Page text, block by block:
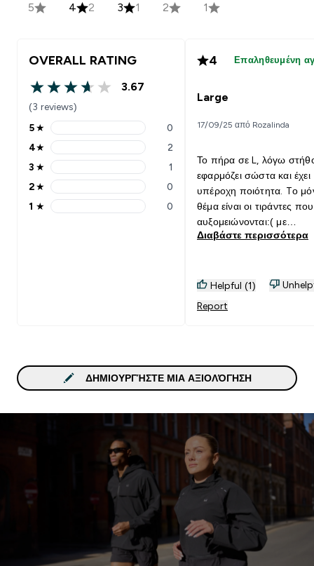
5 4 2 3 1 2 1
OVERALL RATING
3.67 out of 5 stars
3.67
(3 reviews)
5 stars rating 0 reviews
5★ 0
4 stars rating 2 reviews
4★ 2
3 stars rating 1 reviews
3 ★ 1
2 stars rating 0 reviews
2★ 0
1 stars rating 0 reviews
1 ★ 0
4 Επαληθευμένη
Large
17/09/25 από Rozalinda
Το πήρα σε L, λόγω
εφαρμόζει σώστα και έχει
υπέροχη ποιότητα. Tο
θέμα είναι οι τιράντες
αυξομειώνονται:( με
αποτέλεσμα να μην είναι
Διαβάστε περισσότερα
Helpful (1)
Report
ΔΗΜΙΟΥΡΓΉΣΤΕ ΜΙΑ ΑΞΙΟΛΌΓΗΣΗ